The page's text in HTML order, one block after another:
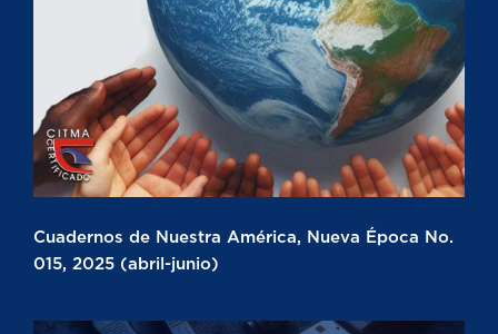
Cuadernos de Nuestra América, Nueva Época No.
015, 2025 (abril-junio)